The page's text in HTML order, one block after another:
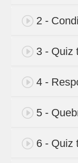
2 -
3 - Quiz
4 -
5 -
6 - Quiz